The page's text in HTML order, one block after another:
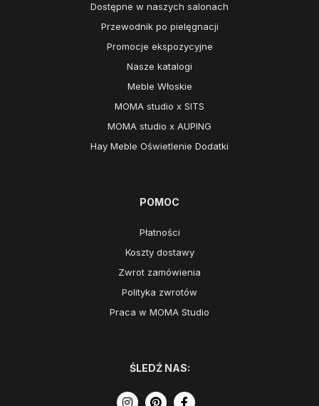
Dostępne w naszych salonach
Przewodnik po pielęgnacji
Promocje ekspozycyjne
Nasze katalogi
Meble Włoskie
MOMA studio x SITS
MOMA studio x AUPING
Hay Meble Oświetlenie Dodatki
POMOC
Płatności
Koszty dostawy
Zwrot zamówienia
Polityka zwrotów
Praca w MOMA Studio
ŚLEDŹ NAS: